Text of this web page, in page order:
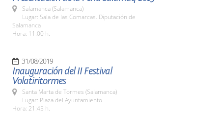
Salamanca (Salamanca)
Lugar: Sala de las Comarcas. Diputación de
Salamanca
Hora: 11:00 h.
31/08/2019
Inauguración del II Festival
Volatiritormes
Santa Marta de Tormes (Salamanca)
Lugar: Plaza del Ayuntamiento
Hora: 21:45 h.